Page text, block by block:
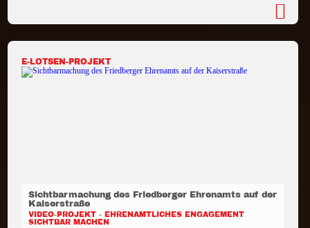
E-LOTSEN-PROJEKT
Sichtbarmachung des Friedberger Ehrenamts auf der
Kaiserstraße
VIDEO-PROJEKT - EHRENAMTLICHES ENGAGEMENT
SICHTBAR MACHEN